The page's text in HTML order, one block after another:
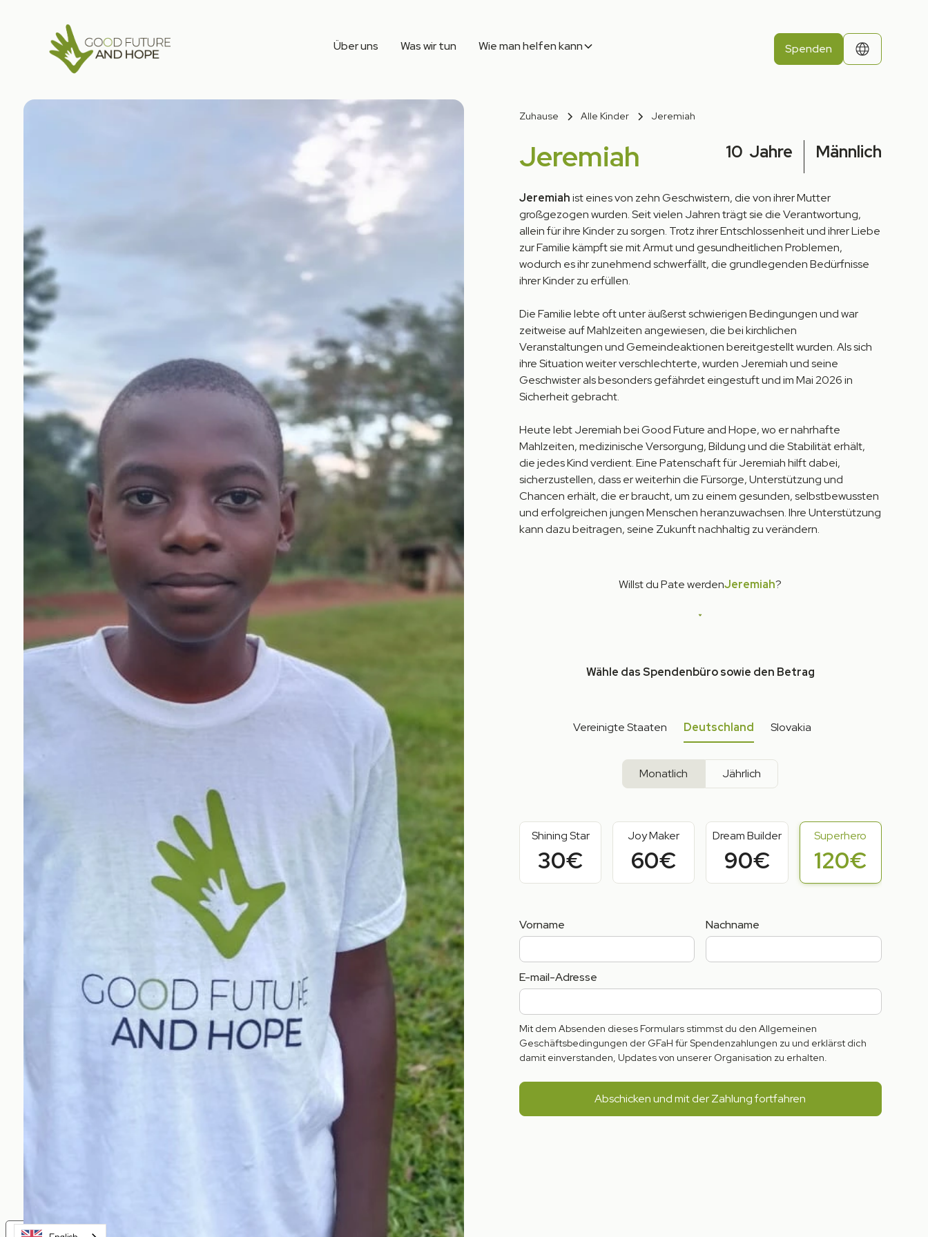
Über uns Was wir tun Wie man helfen kann Spenden
Zuhause Alle Kinder Jeremiah
Jeremiah 10 Jahre Männlich
Jeremiahist eines von zehn Geschwistern, die von ihrer Mutter
großgezogen wurden. Seit vielen Jahren trägt sie die Verantwortung,
allein für ihre Kinder zu sorgen. Trotz ihrer Entschlossenheit und ihrer Liebe
zur Familie kämpft sie mit Armut und gesundheitlichen Problemen,
wodurch es ihr zunehmend schwerfällt, die grundlegenden Bedürfnisse
ihrer Kinder zu erfüllen.
Die Familie lebte oft unter äußerst schwierigen Bedingungen und war
zeitweise auf Mahlzeiten angewiesen, die bei kirchlichen
Veranstaltungen und Gemeindeaktionen bereitgestellt wurden. Als sich
ihre Situation weiter verschlechterte, wurden Jeremiah und seine
Geschwister als besonders gefährdet eingestuft und im Mai 2026 in
Sicherheit gebracht.
Heute lebt Jeremiah bei Good Future and Hope, wo er nahrhafte
Mahlzeiten, medizinische Versorgung, Bildung und die Stabilität erhält,
die jedes Kind verdient. Eine Patenschaft für Jeremiah hilft dabei,
sicherzustellen, dass er weiterhin die Fürsorge, Unterstützung und
Chancen erhält, die er braucht, um zu einem gesunden, selbstbewussten
und erfolgreichen jungen Menschen heranzuwachsen. Ihre Unterstützung
kann dazu beitragen, seine Zukunft nachhaltig zu verändern.
Willst du Pate werdenJeremiah?
Wähle das Spendenbüro sowie den Betrag
Vereinigte Staaten Deutschland Slovakia
Monatlich Jährlich
Shining Star
30€
Joy Maker
60€
Dream Builder
90€
Superhero
120€
Vorname Nachname
E-mail-Adresse
Mit dem Absenden dieses Formulars stimmst du den Allgemeinen
Geschäftsbedingungen der GFaH für Spendenzahlungen zu und erklärst dich
damit einverstanden, Updates von unserer Organisation zu erhalten.
Hinweis bei Erhebung Ihre Datenschutzeinstellungen